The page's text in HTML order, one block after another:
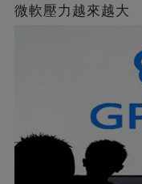
微軟壓力越來越大